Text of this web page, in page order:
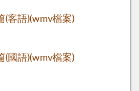
客語)(wmv檔案)
國語)(wmv檔案)